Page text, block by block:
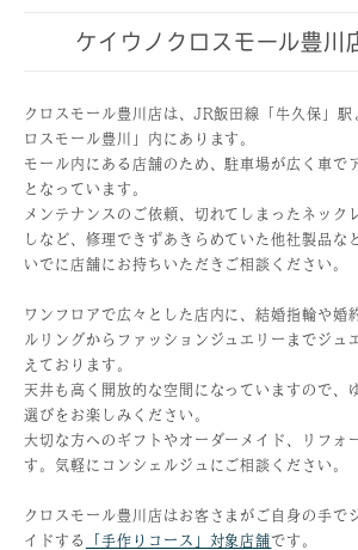
ケイウノクロスモール豊川
クロスモール豊川店は、JR飯田線「牛久保」
ロスモール豊川」内にあります。
モール内にある店舗のため、駐車場が広く車で
となっています。
メンテナンスのご依頼、切れてしまったネック
しなど、修理できずあきらめていた他社製品な
いでに店舗にお持ちいただきご相談ください。
ワンフロアで広々とした店内に、結婚指輪や婚
ルリングからファッションジュエリーまでジュ
えております。
天井も高く開放的な空間になっていますので、
選びをお楽しみください。
大切な方へのギフトやオーダーメイド、リフォ
す。気軽にコンシェルジュにご相談ください。
クロスモール豊川店はお客さまがご自身の手で
イドする
「手作りコース」対象店舗です。